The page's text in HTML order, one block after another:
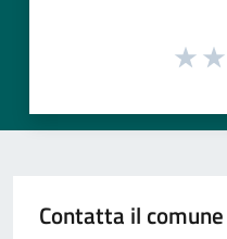
Contatta il comune